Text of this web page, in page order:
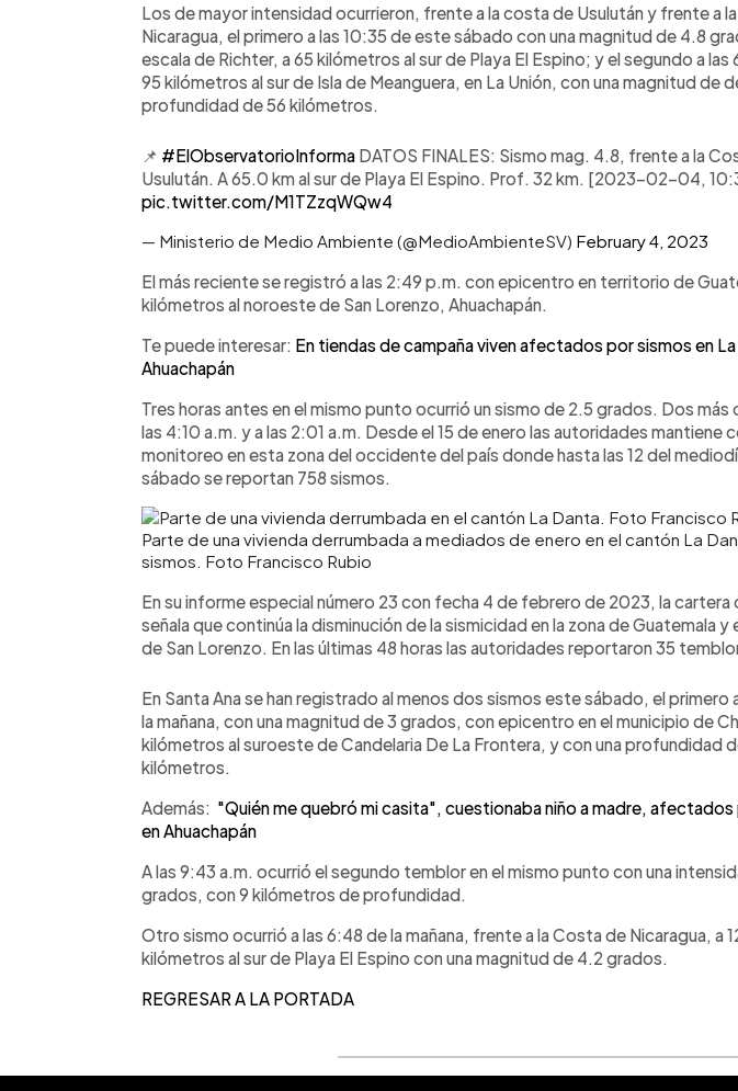
Los de mayor intensidad ocurrieron, frente a la costa de Usulután y frente a
Nicaragua, el primero a las 10:35 de este sábado con una magnitud de 4.8
escala de Richter, a 65 kilómetros al sur de Playa El Espino; y el segundo a las
95 kilómetros al sur de Isla de Meanguera, en La Unión, con una magnitud de
profundidad de 56 kilómetros.
📌 #ElObservatorioInforma DATOS FINALES: Sismo mag. 4.8, frente a la
Usulután. A 65.0 km al sur de Playa El Espino. Prof. 32 km. [2023-02-04,
pic.twitter.com/M1TZzqWQw4
— Ministerio de Medio Ambiente (@MedioAmbienteSV) February 4, 2023
El más reciente se registró a las 2:49 p.m. con epicentro en territorio de
kilómetros al noroeste de San Lorenzo, Ahuachapán.
Te puede interesar: En tiendas de campaña viven afectados por sismos en
Ahuachapán
Tres horas antes en el mismo punto ocurrió un sismo de 2.5 grados. Dos más
las 4:10 a.m. y a las 2:01 a.m. Desde el 15 de enero las autoridades mantiene
monitoreo en esta zona del occidente del país donde hasta las 12 del
sábado se reportan 758 sismos.
Parte de una vivienda derrumbada a mediados de enero en el cantón La
sismos. Foto Francisco Rubio
En su informe especial número 23 con fecha 4 de febrero de 2023, la cartera
señala que continúa la disminución de la sismicidad en la zona de Guatemala y
de San Lorenzo. En las últimas 48 horas las autoridades reportaron 35
En Santa Ana se han registrado al menos dos sismos este sábado, el primero
la mañana, con una magnitud de 3 grados, con epicentro en el municipio de
kilómetros al suroeste de Candelaria De La Frontera, y con una profundidad
kilómetros.
Además: "Quién me quebró mi casita", cuestionaba niño a madre,
en Ahuachapán
A las 9:43 a.m. ocurrió el segundo temblor en el mismo punto con una
grados, con 9 kilómetros de profundidad.
Otro sismo ocurrió a las 6:48 de la mañana, frente a la Costa de Nicaragua, a
kilómetros al sur de Playa El Espino con una magnitud de 4.2 grados.
REGRESAR A LA PORTADA